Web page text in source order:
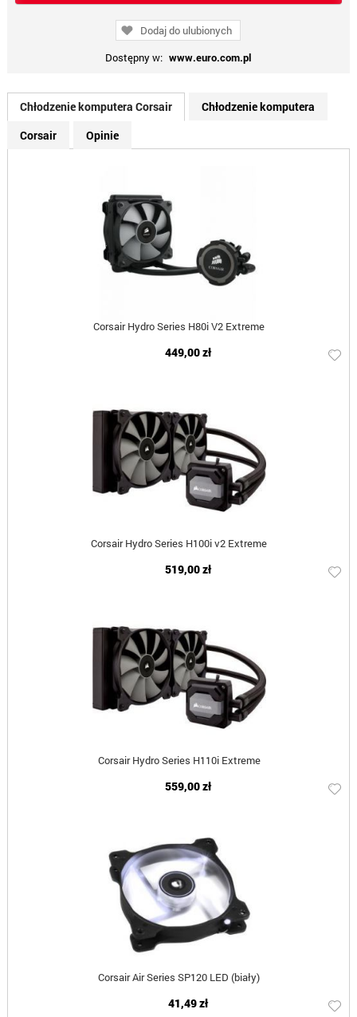
Dodaj do ulubionych
Dostępny w: www.euro.com.pl
Chłodzenie komputera Corsair
Chłodzenie komputera
Corsair
Opinie
Corsair Hydro Series H80i V2 Extreme
449,00 zł
Corsair Hydro Series H100i v2 Extreme
519,00 zł
Corsair Hydro Series H110i Extreme
559,00 zł
Corsair Air Series SP120 LED (biały)
41,49 zł